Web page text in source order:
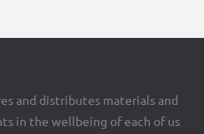
and distributes materials and
in the wellbeing of each of us